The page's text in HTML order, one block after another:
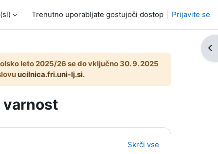
Trenutno uporabljate gostujoči dostop Prijavite se
leto 2025/26 se do vključno 30. 9. 2025
ucilnica.fri.uni-lj.si.
varnost
Skrči vse